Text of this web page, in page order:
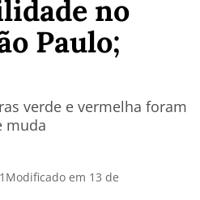
no
Paulo;
verde e vermelha foram
muda
Modificado em 13 de